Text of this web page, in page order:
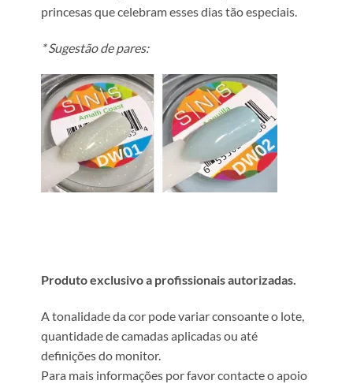
princesas que celebram esses dias tão especiais.
* Sugestão de pares:
Produto exclusivo a profissionais autorizadas.
A tonalidade da cor pode variar consoante o lote,
quantidade de camadas aplicadas ou até
definições do monitor.
Para mais informações por favor contacte o apoio